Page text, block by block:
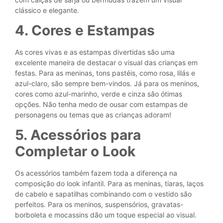
clássico e elegante.
4. Cores e Estampas
As cores vivas e as estampas divertidas são uma
excelente maneira de destacar o visual das crianças em
festas. Para as meninas, tons pastéis, como rosa, lilás e
azul-claro, são sempre bem-vindos. Já para os meninos,
cores como azul-marinho, verde e cinza são ótimas
opções. Não tenha medo de ousar com estampas de
personagens ou temas que as crianças adoram!
5. Acessórios para
Completar o Look
Os acessórios também fazem toda a diferença na
composição do look infantil. Para as meninas, tiaras, laços
de cabelo e sapatilhas combinando com o vestido são
perfeitos. Para os meninos, suspensórios, gravatas-
borboleta e mocassins dão um toque especial ao visual.